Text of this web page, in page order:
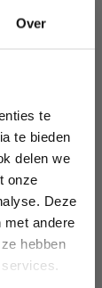
Over
te
te bieden
delen we
onze
Deze
met andere
hebben